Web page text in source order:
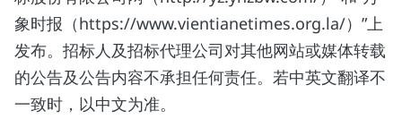
象时报（https://www.vientianetimes.org.la/）”上
发布。招标人及招标代理公司对其他网站或媒体转载
的公告及公告内容不承担任何责任。若中英文翻译不
一致时，以中文为准。